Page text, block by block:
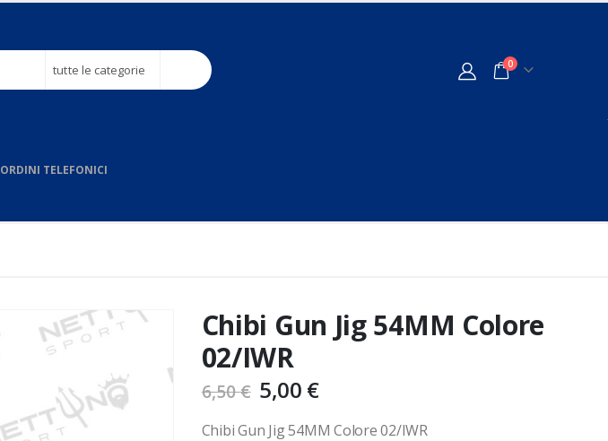
tutte le categorie 0
ORDINI TELEFONICI
Chibi Gun Jig 54MM Colore
02/IWR
6,50€ 5,00 €
Chibi Gun Jig 54MM Colore 02/IWR